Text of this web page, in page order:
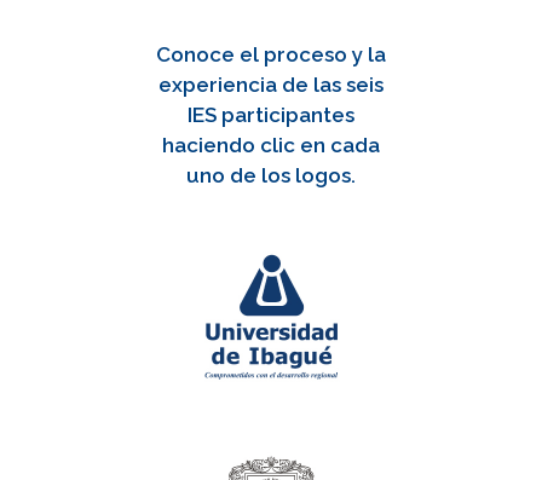
Conoce el proceso y la
experiencia de las seis
IES participantes
haciendo clic en cada
uno de los logos.